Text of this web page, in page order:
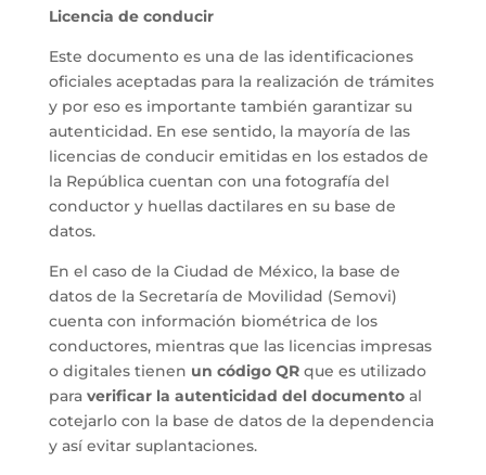
Licencia de conducir
Este documento es una de las identificaciones
oficiales aceptadas para la realización de trámites
y por eso es importante también garantizar su
autenticidad. En ese sentido, la mayoría de las
licencias de conducir emitidas en los estados de
la República cuentan con una fotografía del
conductor y huellas dactilares en su base de
datos.
En el caso de la Ciudad de México, la base de
datos de la Secretaría de Movilidad (Semovi)
cuenta con información biométrica de los
conductores, mientras que las licencias impresas
o digitales tienen un código QR que es utilizado
para verificar la autenticidad del documentoal
cotejarlo con la base de datos de la dependencia
y así evitar suplantaciones.